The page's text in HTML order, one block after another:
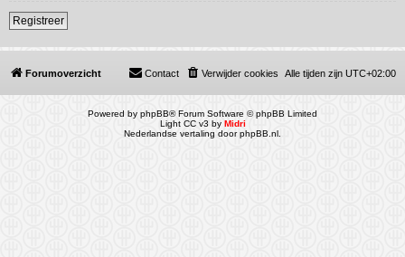
Registreer
Forumoverzicht Alle tijden zijn UTC+02:00
Verwijder cookies
Contact
Powered by phpBB® Forum Software © phpBB Limited
Light CC v3 by Midri
Nederlandse vertaling doorphpBB.nl